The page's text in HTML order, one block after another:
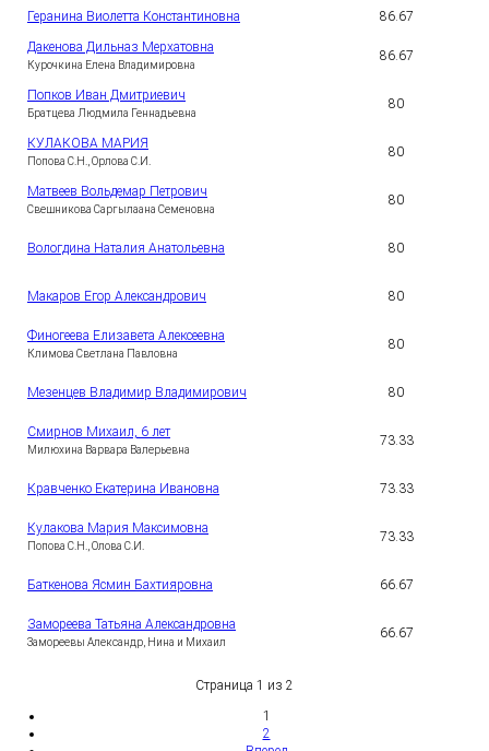
Геранина Виолетта Константиновна 86.67
Дакенова Дильназ Мерхатовна
Курочкина Елена Владимировна
86.67
Попков Иван Дмитриевич
Братцева Людмила Геннадьевна
80
КУЛАКОВА МАРИЯ
Попова С.Н., Орлова С.И.
80
Матвеев Вольдемар Петрович
Свешникова Саргылаана Семеновна
80
Вологдина Наталия Анатольевна 80
Макаров Егор Александрович 80
Финогеева Елизавета Алексеевна
Климова Светлана Павловна
80
Мезенцев Владимир Владимирович 80
Смирнов Михаил, 6 лет
Милюхина Варвара Валерьевна
73.33
Кравченко Екатерина Ивановна 73.33
Кулакова Мария Максимовна
Попова С.Н., Олова С.И.
73.33
Баткенова Ясмин Бахтияровна 66.67
Замореева Татьяна Александровна
Замореевы Александр, Нина и Михаил
66.67
Страница 1 из 2
1
2